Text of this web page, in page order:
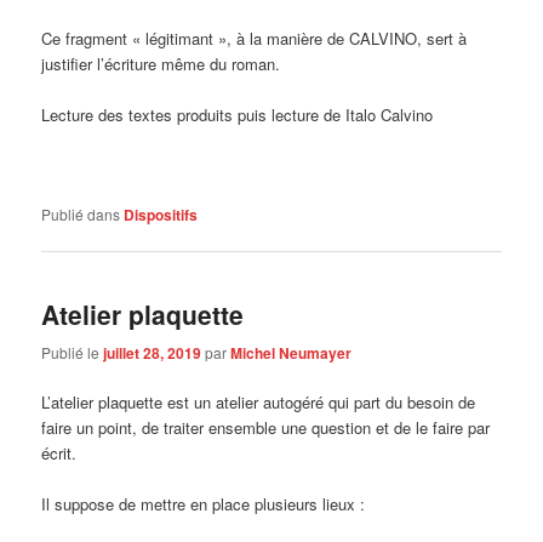
Ce fragment « légitimant », à la manière de CALVINO, sert à
justifier l’écriture même du roman.
Lecture des textes produits puis lecture de Italo Calvino
Publié dans Dispositifs
Atelier plaquette
Publié lejuillet 28, 2019parMichel Neumayer
L’atelier plaquette est un atelier autogéré qui part du besoin de
faire un point, de traiter ensemble une question et de le faire par
écrit.
Il suppose de mettre en place plusieurs lieux :